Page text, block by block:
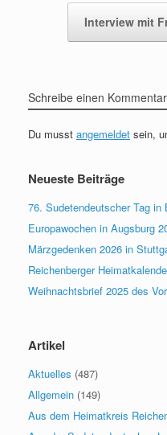
Interview mit
Schreibe einen Kommentar
Du musst angemeldet sein,
Neueste Beiträge
76. Sudetendeutscher Tag in
Europawochen in Augsburg
Märzgedenken 2026 in
Reichenberger
Weihnachtsbrief 2025 des
Artikel
Aktuelles (487)
Allgemein (149)
Aus dem Heimatkreis